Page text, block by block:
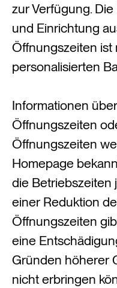
zur Verfügung.
und Einrichtung
Öffnungszeiten ist
personalisierten
Informationen
Öffnungszeiten
Öffnungszeiten
Homepage
die Betriebszeiten
einer Reduktion
Öffnungszeiten
eine
Gründen höherer
nicht erbringen